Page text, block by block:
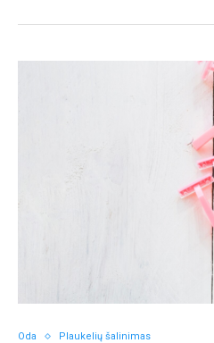
Oda Plaukelių šalinimas